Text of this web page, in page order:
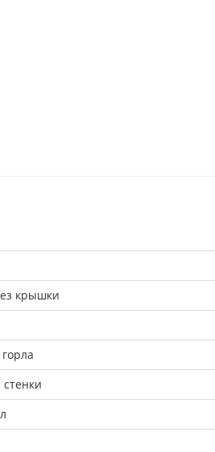
крышки